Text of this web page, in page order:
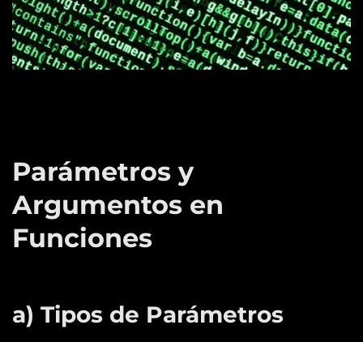
Parámetros y
Argumentos en
Funciones
a) Tipos de Parámetros